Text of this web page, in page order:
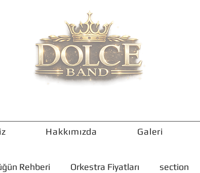
Hakkımızda Galeri
Rehberi Orkestra Fiyatları section